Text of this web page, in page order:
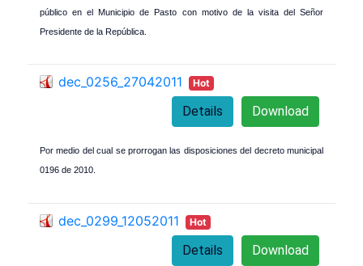
público en el Municipio de Pasto con motivo de la visita del Señor
Presidente de la República.
dec_0256_27042011 Hot
Download
Details
Por medio del cual se prorrogan las disposiciones del decreto municipal
0196 de 2010.
dec_0299_12052011 Hot
Download
Details